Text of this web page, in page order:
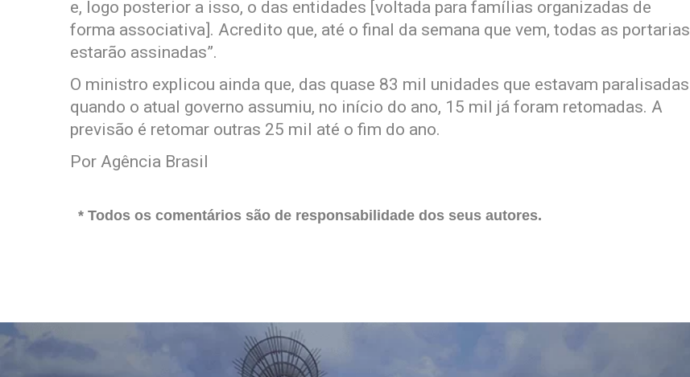
e, logo posterior a isso, o das entidades [voltada para famílias organizadas de
forma associativa]. Acredito que, até o final da semana que vem, todas as portarias
estarão assinadas”.
O ministro explicou ainda que, das quase 83 mil unidades que estavam paralisadas
quando o atual governo assumiu, no início do ano, 15 mil já foram retomadas. A
previsão é retomar outras 25 mil até o fim do ano.
Por Agência Brasil
* Todos os comentários são de responsabilidade dos seus autores.